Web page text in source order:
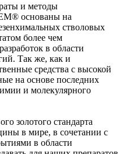
и методы
основаны на
стволовых
более чем
в области
Так же, как и
средства с высокой
на основе последних
и молекулярного
золотого стандарта
в мире, в сочетании с
в области